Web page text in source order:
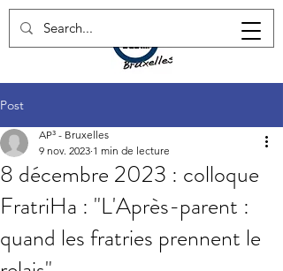
Post
8 décembre 2023 : colloque
FratriHa : "L'Après-parent :
quand les fratries prennent le
AP³ - Bruxelles
9 nov. 2023 1 min de lecture